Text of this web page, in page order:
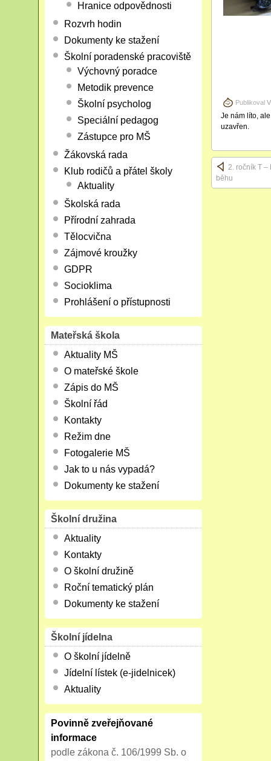
Publikoval
Je nám líto,
uzavřen.
2. ročník T –
běhu
Hranice odpovědnosti
Rozvrh hodin
Dokumenty ke stažení
Školní poradenské pracoviště
Výchovný poradce
Metodik prevence
Školní psycholog
Speciální pedagog
Zástupce pro MŠ
Žákovská rada
Klub rodičů a přátel školy
Aktuality
Školská rada
Přírodní zahrada
Tělocvična
Zájmové kroužky
GDPR
Socioklima
Prohlášení o přístupnosti
Mateřská škola
Aktuality MŠ
O mateřské škole
Zápis do MŠ
Školní řád
Kontakty
Režim dne
Fotogalerie MŠ
Jak to u nás vypadá?
Dokumenty ke stažení
Školní družina
Aktuality
Kontakty
O školní družině
Roční tematický plán
Dokumenty ke stažení
Školní jídelna
O školní jídelně
Jídelní lístek (e-jidelnicek)
Aktuality
Povinně zveřejňované
informace
podle zákona č. 106/1999 Sb. o